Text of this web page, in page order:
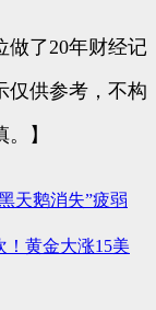
做了20年财经记
仅供参考，不构
】
天鹅消失”疲弱
！黄金大涨15美